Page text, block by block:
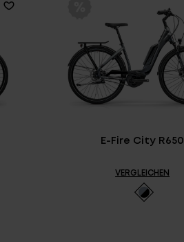
E-Fire City R650
VERGLEICHEN